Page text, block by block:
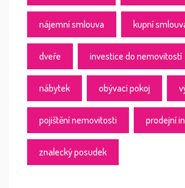
nájemní smlouva kupní
dveře investice do nemovitostí
nábytek obývací pokoj
pojištění nemovitosti prodejní
znalecký posudek